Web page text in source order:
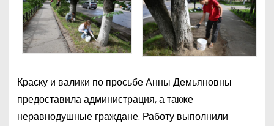
Краску и валики по просьбе Анны Демьяновны
предоставила администрация, а также
неравнодушные граждане. Работу выполнили